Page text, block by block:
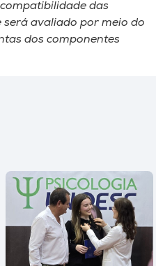
das
avaliado por meio do
dos componentes